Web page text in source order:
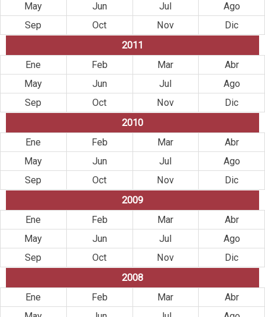
May
Jun Jul
Ago
Sep
Oct Nov
Dic
2011
Ene
Feb Mar
Abr
May
Jun Jul
Ago
Sep
Oct Nov
Dic
2010
Ene
Feb Mar
Abr
May
Jun Jul
Ago
Sep
Oct Nov
Dic
2009
Ene
Feb Mar
Abr
May
Jun Jul
Ago
Sep
Oct Nov
Dic
2008
Ene
Feb Mar
Abr